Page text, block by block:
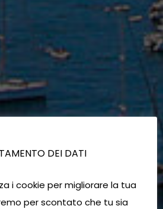
DEI DATI
i cookie per migliorare la tua
per scontato che tu sia